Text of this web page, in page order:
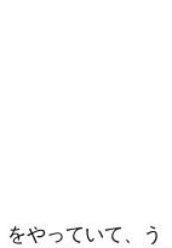
やっていて、う